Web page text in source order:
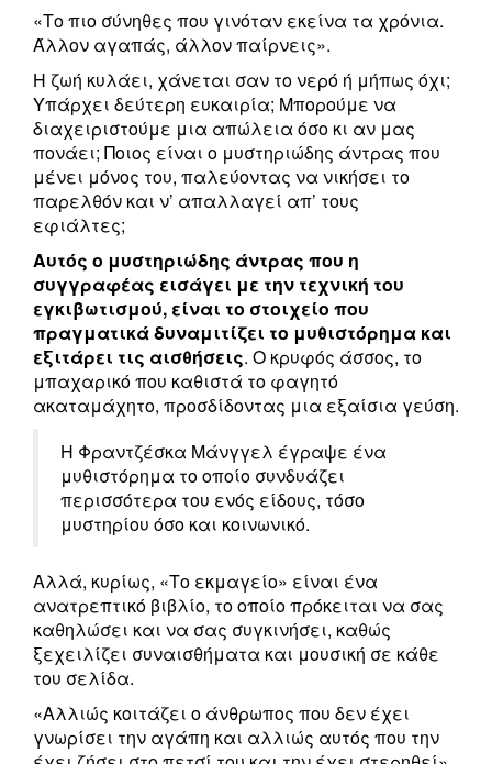
«Το πιο σύνηθες που γινόταν εκείνα τα χρόνια.
Άλλον αγαπάς, άλλον παίρνεις».
Η ζωή κυλάει, χάνεται σαν το νερό ή μήπως όχι;
Yπάρχει δεύτερη ευκαιρία; Mπορούμε να
διαχειριστούμε μια απώλεια όσο κι αν μας
πονάει; Ποιος είναι ο μυστηριώδης άντρας που
μένει μόνος του, παλεύοντας να νικήσει το
παρελθόν και ν’ απαλλαγεί απ’ τους
εφιάλτες;
Aυτός ο μυστηριώδης άντρας που η
συγγραφέας εισάγει με την τεχνική του
εγκιβωτισμού, είναι το στοιχείο που
πραγματικά δυναμιτίζει το μυθιστόρημα και
εξιτάρει τις αισθήσεις. Ο κρυφός άσσος, το
μπαχαρικό που καθιστά το φαγητό
ακαταμάχητο, προσδίδοντας μια εξαίσια γεύση.
H Φραντζέσκα Μάνγγελ έγραψε ένα
μυθιστόρημα το οποίο συνδυάζει
περισσότερα του ενός είδους, τόσο
μυστηρίου όσο και κοινωνικό.
Αλλά, κυρίως, «Το εκμαγείο» είναι ένα
ανατρεπτικό βιβλίο, το οποίο πρόκειται να σας
καθηλώσει και να σας συγκινήσει, καθώς
ξεχειλίζει συναισθήματα και μουσική σε κάθε
του σελίδα.
«Αλλιώς κοιτάζει ο άνθρωπος που δεν έχει
γνωρίσει την αγάπη και αλλιώς αυτός που την